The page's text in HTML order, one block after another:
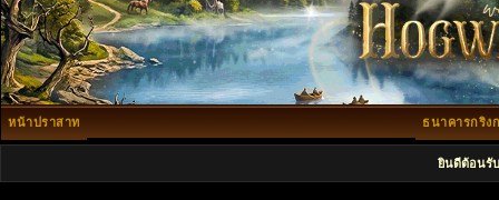
หน้าปราสาท ธนาคารกริง
ยินดีต้อนรับ